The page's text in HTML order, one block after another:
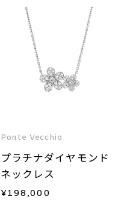
Ponte Vecchio
プラチナダイヤモンド
ネックレス
¥198,000